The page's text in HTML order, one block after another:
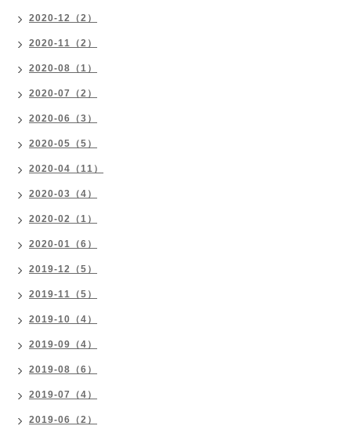
2020-12（2）
2020-11（2）
2020-08（1）
2020-07（2）
2020-06（3）
2020-05（5）
2020-04（11）
2020-03（4）
2020-02（1）
2020-01（6）
2019-12（5）
2019-11（5）
2019-10（4）
2019-09（4）
2019-08（6）
2019-07（4）
2019-06（2）